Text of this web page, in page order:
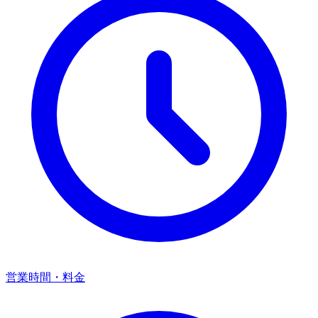
営業時間・料金